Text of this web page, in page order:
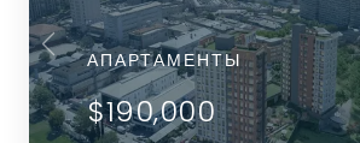
АПАРТАМЕНТЫ
$190,000